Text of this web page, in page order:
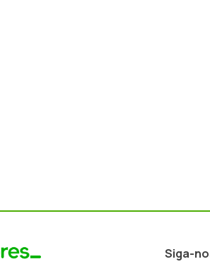
Siga-